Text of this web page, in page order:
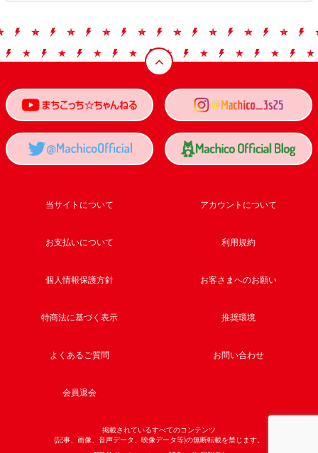
当サイトについて アカウントについて
お支払いについて 利用規約
個人情報保護方針 お客さまへのお願い
特商法に基づく表示 推奨環境
よくあるご質問 お問い合わせ
会員退会
掲載されているすべてのコンテンツ
(記事、画像、音声データ、映像データ等)の無断転載を禁じます。